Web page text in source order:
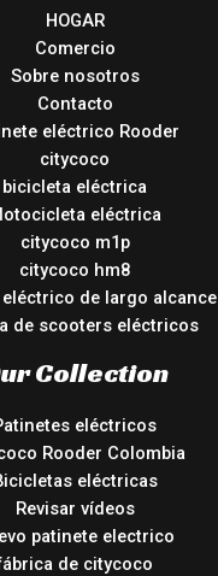
HOGAR
Comercio
Sobre nosotros
Contacto
eléctrico Rooder
citycoco
bicicleta eléctrica
eléctrica
citycoco m1p
citycoco hm8
de largo alcance
de scooters eléctricos
Collection
eléctricos
Rooder Colombia
eléctricas
Revisar vídeos
patinete electrico
de citycoco